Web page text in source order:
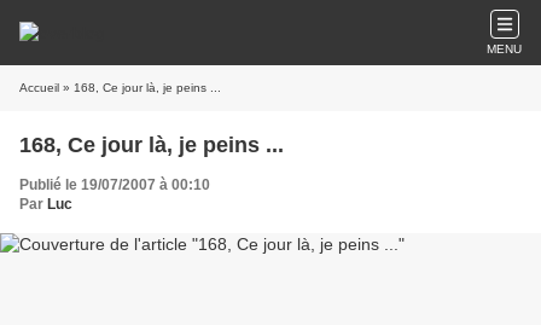
MENU
Accueil » 168, Ce jour là, je peins ...
168, Ce jour là, je peins ...
Publié le 19/07/2007 à 00:10
Par Luc